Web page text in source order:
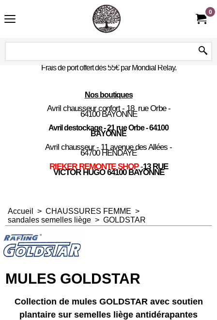
0
Frais de port offert dès 55€ par Mondial Relay.
Nos boutiques
Avril chausseur confort - 18 rue Orbe -
64100 BAYONNE
Avril destockage - 21 rue Orbe - 64100
BAYONNE
Avril chausseur - 11 avenue des Allées -
64700 HENDAYE
RIEKER REMONTE SHOP -13 RUE
VICTOR HUGO 64100 BAYONNE
Accueil > CHAUSSURES FEMME >
sandales semelles liège > GOLDSTAR
MULES GOLDSTAR
Collection de mules GOLDSTAR avec soutien
plantaire sur semelles liège antidérapantes